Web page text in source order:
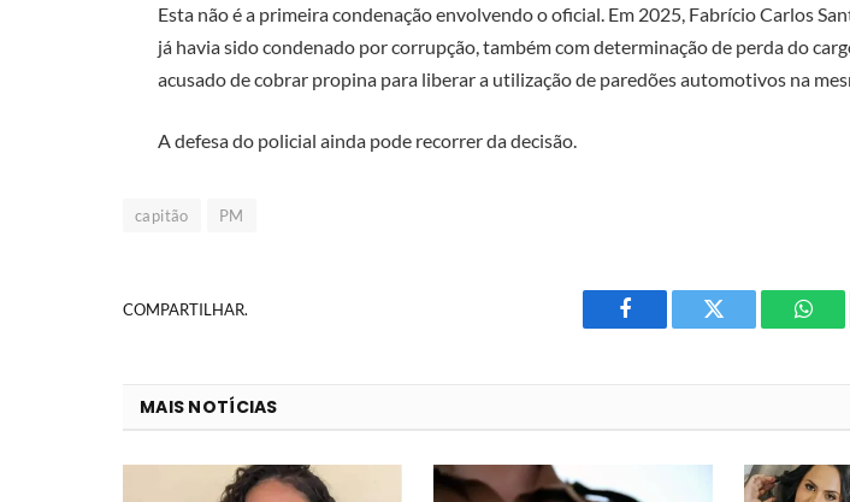
Esta não é a primeira condenação envolvendo o oficial. Em 2025, Fabrício Carlos
já havia sido condenado por corrupção, também com determinação de perda do
acusado de cobrar propina para liberar a utilização de paredões automotivos na
A defesa do policial ainda pode recorrer da decisão.
capitão PM
COMPARTILHAR.
Facebook Twitter
O
do
MAIS NOTÍCIAS